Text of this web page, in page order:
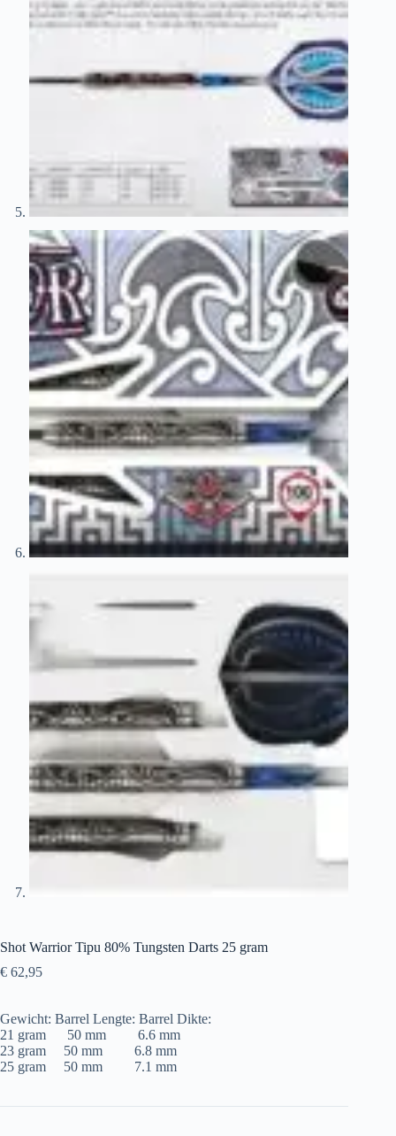
Shot Warrior Tipu 80% Tungsten Darts 25 gram
€ 62,95
Gewicht: Barrel Lengte: Barrel Dikte:
21 gram 50 mm 6.6 mm
23 gram 50 mm 6.8 mm
25 gram 50 mm 7.1 mm